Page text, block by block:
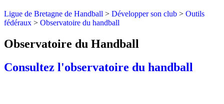
Ligue de Bretagne de Handball > Développer son club > Outils
fédéraux > Observatoire du handball
Observatoire du Handball
Consultez l'observatoire du handball